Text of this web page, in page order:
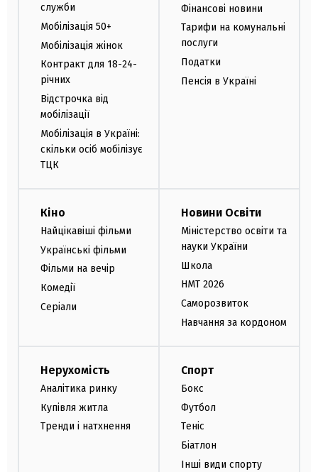
служби
Мобілізація 50+
Мобілізація жінок
Контракт для 18-24-
річних
Відстрочка від
мобілізації
Мобілізація в Україні:
скільки осіб мобілізує
ТЦК
Фінансові новини
Тарифи на комунальні
послуги
Податки
Пенсія в Україні
Кіно
Найцікавіші фільми
Українські фільми
Фільми на вечір
Комедії
Серіали
Новини Освіти
Міністерство освіти та
науки України
Школа
НМТ 2026
Саморозвиток
Навчання за кордоном
Нерухомість
Аналітика ринку
Купівля житла
Тренди і натхнення
Спорт
Бокс
Футбол
Теніс
Біатлон
Інші види спорту